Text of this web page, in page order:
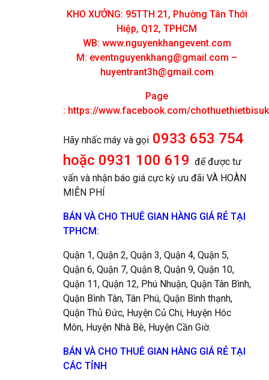
KHO XƯỞNG: 95TTH 21, Phường Tân Thới
Hiệp, Q12, TPHCM
WB: www.nguyenkhangevent.com
M: eventnguyenkhang@gmail.com –
huyentrant3h@gmail.com
Page
: https://www.facebook.com/
Hãy nhấc máy và gọi 0933 653 754
hoặc 0931 100 619 để được tư
vấn và nhận báo giá cực kỳ ưu đãi VÀ HOÀN
MIỄN PHÍ
BÁN VÀ CHO THUÊ GIAN HÀNG GIÁ RẺ TẠI
TPHCM:
Quận 1, Quận 2, Quận 3, Quận 4, Quận 5,
Quận 6, Quận 7, Quận 8, Quận 9, Quận 10,
Quận 11, Quận 12, Phú Nhuận, Quận Tân Bình,
Quận Bình Tân, Tân Phú, Quận Bình thạnh,
Quận Thủ Đức, Huyện Củ Chi, Huyện Hóc
Môn, Huyện Nhà Bè, Huyện Cần Giờ.
BÁN VÀ CHO THUÊ GIAN HÀNG GIÁ RẺ TẠI
CÁC TỈNH